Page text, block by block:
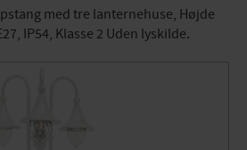
med tre lanternehuse, Højde
IP54, Klasse 2 Uden lyskilde.